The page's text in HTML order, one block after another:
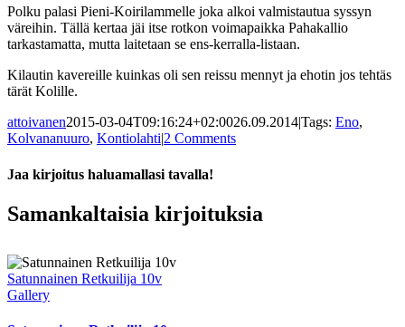
Polku palasi Pieni-Koirilammelle joka alkoi valmistautua syssyn
väreihin. Tällä kertaa jäi itse rotkon voimapaikka Pahakallio
tarkastamatta, mutta laitetaan se ens-kerralla-listaan.
Kilautin kavereille kuinkas oli sen reissu mennyt ja ehotin jos tehtäs
tärät Kolille.
attoivanen2015-03-04T09:16:24+02:0026.09.2014|Tags: Eno,
Kolvananuuro, Kontiolahti|2 Comments
Jaa kirjoitus haluamallasi tavalla!
Facebook
X
Reddit
LinkedIn
Tumblr
Pinterest
Vk
Sähköposti
Samankaltaisia kirjoituksia
Satunnainen Retkuilija 10v
Gallery